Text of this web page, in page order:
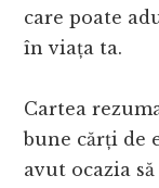
care poate
în viața ta.
Cartea
bune cărți de
avut ocazia